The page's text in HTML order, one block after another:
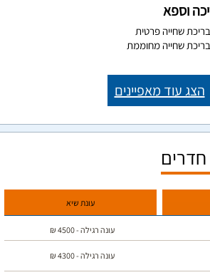
וספא
בריכת שחייה פרטית
בריכת שחייה מחוממת
הצג עוד מאפיינים
חדרים
עונת שיא
עונה רגילה -4500
₪
עונה רגילה -4300
₪